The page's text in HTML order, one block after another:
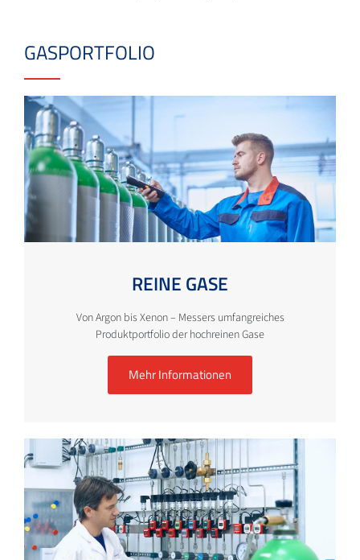
GASPORTFOLIO
REINE GASE
Von Argon bis Xenon – Messers umfangreiches
Produktportfolio der hochreinen Gase
Mehr Informationen